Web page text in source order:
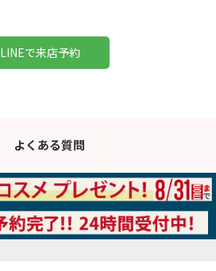
LINEで来店予約
よくある質問